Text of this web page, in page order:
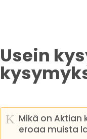
Usein
K Mikä on
eroaa muista